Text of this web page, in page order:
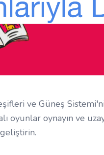
ve Güneş
oyunlar oynayın ve